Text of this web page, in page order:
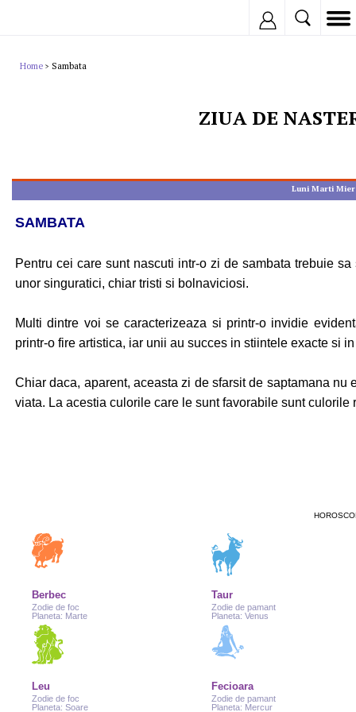
Home > Sambata
ZIUA DE
Luni Marti
SAMBATA
Pentru cei care sunt nascuti intr-o zi de sambata trebuie
unor singuratici, chiar tristi si bolnaviciosi.
Multi dintre voi se caracterizeaza si printr-o invidie
printr-o fire artistica, iar unii au succes in stiintele exacte si
Chiar daca, aparent, aceasta zi de sfarsit de saptamana
viata. La acestia culorile care le sunt favorabile sunt
Berbec
Zodie de foc
Planeta: Marte
Taur
Zodie de pamant
Planeta: Venus
Leu
Zodie de foc
Planeta: Soare
Fecioara
Zodie de pamant
Planeta: Mercur